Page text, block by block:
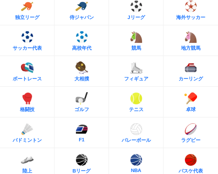
独立リーグ 侍ジャパン Jリーグ 海外サッカー
サッカー代表 高校年代 競馬 地方競馬
ボートレース 大相撲 フィギュア カーリング
格闘技 ゴルフ テニス 卓球
バドミントン F1 バレーボール ラグビー
陸上 Bリーグ NBA バスケ代表